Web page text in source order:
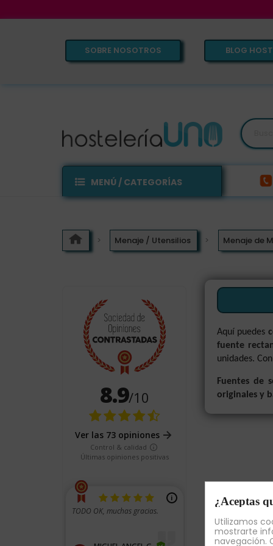
SOBRE NOSOTROS BLOG
MENÚ / CATEGORÍAS
Menaje / Utensilios Menaje de
Aquí puedes
fuente
unidades.
Fuentes de
originales y
¿Aceptas
Utilizamos
mostrarte
navegación.